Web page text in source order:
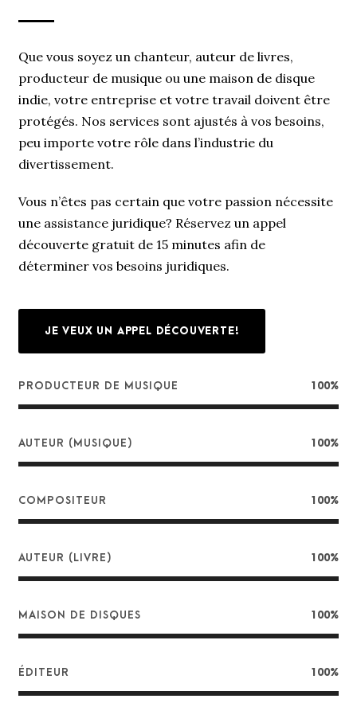
Que vous soyez un chanteur, auteur de livres,
producteur de musique ou une maison de disque
indie, votre entreprise et votre travail doivent être
protégés. Nos services sont ajustés à vos besoins,
peu importe votre rôle dans l’industrie du
divertissement.
Vous n’êtes pas certain que votre passion nécessite
une assistance juridique? Réservez un appel
découverte gratuit de 15 minutes afin de
déterminer vos besoins juridiques.
JE VEUX UN APPEL DÉCOUVERTE!
PRODUCTEUR DE MUSIQUE 100%
AUTEUR (MUSIQUE) 100%
COMPOSITEUR 100%
AUTEUR (LIVRE) 100%
MAISON DE DISQUES 100%
ÉDITEUR 100%